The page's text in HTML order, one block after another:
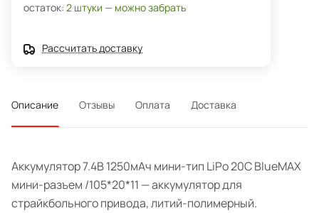
остаток: 2 штуки — можно забрать
Рассчитать доставку
Описание Отзывы Оплата Доставка
Аккумулятор 7.4В 1250мАч мини-тип LiPo 20С BlueMAX
мини-разъем /105*20*11 — аккумулятор для
страйкбольного привода, литий-полимерный.